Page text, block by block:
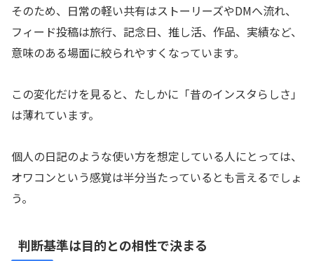
そのため、日常の軽い共有はストーリーズやDMへ流れ、
フィード投稿は旅行、記念日、推し活、作品、実績など、
意味のある場面に絞られやすくなっています。
この変化だけを見ると、たしかに「昔のインスタらしさ」
は薄れています。
個人の日記のような使い方を想定している人にとっては、
オワコンという感覚は半分当たっているとも言えるでしょ
う。
判断基準は目的との相性で決まる